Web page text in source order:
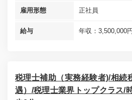
雇用形態 正社員
給与 年収：3,500,000
税理士補助（実務経験者)/相続
遇）/税理士業界トップクラス/